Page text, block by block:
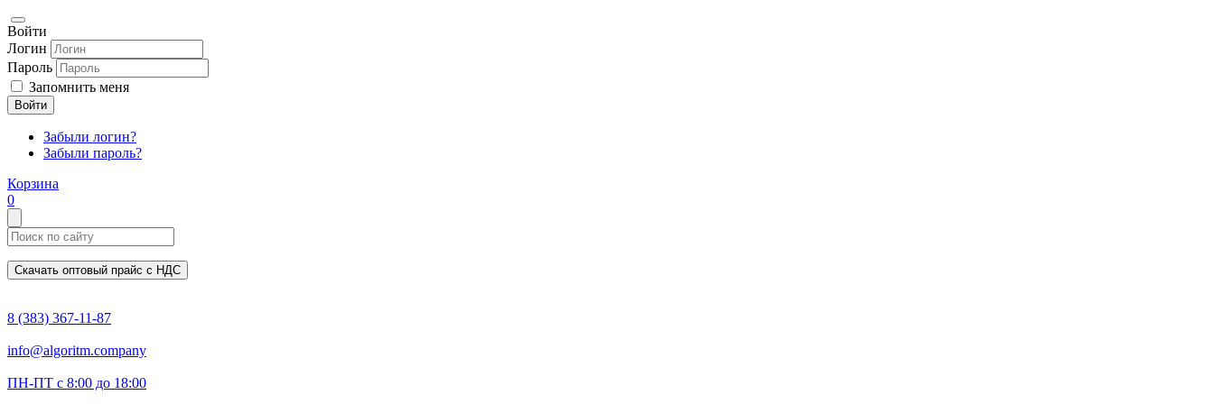
Войти
Логин
Пароль
Запомнить меня
Войти
Забыли логин?
Забыли пароль?
Корзина
0
Скачать оптовый прайс с НДС
8 (383) 367-11-87
info@algoritm.company
ПН-ПТ с 8:00 до 18:00